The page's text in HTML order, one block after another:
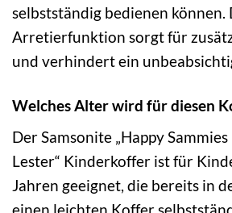
selbstständig bedienen können.
Arretierfunktion sorgt für
und verhindert ein
Welches Alter wird für diesen
Der Samsonite „Happy Sammies
Lester“ Kinderkoffer ist für
Jahren geeignet, die bereits in